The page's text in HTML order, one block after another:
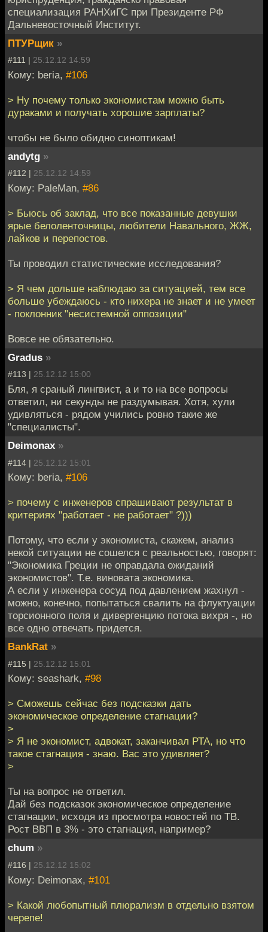
специализация РАНХиГС при Президенте РФ
Дальневосточный Институт.
ПТУРщик »
#111 | 25.12.12 14:59
Кому: beria, #106
> Ну почему только экономистам можно быть
дураками и получать хорошие зарплаты?
чтобы не было обидно синоптикам!
andytg »
#112 | 25.12.12 14:59
Кому: PaleMan, #86
> Бьюсь об заклад, что все показанные девушки
ярые белоленточницы, любители Навального, ЖЖ,
лайков и перепостов.
Ты проводил статистические исследования?
> Я чем дольше наблюдаю за ситуацией, тем все
больше убеждаюсь - кто нихера не знает и не умеет
- поклонник "несистемной оппозиции"
Вовсе не обязательно.
Gradus »
#113 | 25.12.12 15:00
Бля, я сраный лингвист, а и то на все вопросы
ответил, ни секунды не раздумывая. Хотя, хули
удивляться - рядом учились ровно такие же
"специалисты".
Deimonax »
#114 | 25.12.12 15:01
Кому: beria, #106
> почему с инженеров спрашивают результат в
критериях "работает - не работает" ?)))
Потому, что если у экономиста, скажем, анализ
некой ситуации не сошелся с реальностью, говорят:
"Экономика Греции не оправдала ожиданий
экономистов". Т.е. виновата экономика.
А если у инженера сосуд под давлением жахнул -
можно, конечно, попытаться свалить на флуктуации
торсионного поля и дивергенцию потока вихря -, но
все одно отвечать придется.
BankRat »
#115 | 25.12.12 15:01
Кому: seashark, #98
> Сможешь сейчас без подсказки дать
экономическое определение стагнации?
>
> Я не экономист, адвокат, заканчивал РТА, но что
такое стагнация - знаю. Вас это удивляет?
>
Ты на вопрос не ответил.
Дай без подсказок экономическое определение
стагнации, исходя из просмотра новостей по ТВ.
Рост ВВП в 3% - это стагнация, например?
chum »
#116 | 25.12.12 15:02
Кому: Deimonax, #101
> Какой любопытный плюрализм в отдельно взятом
черепе!